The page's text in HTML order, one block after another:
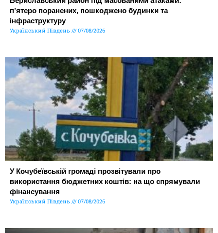
п’ятеро поранених, пошкоджено будинки та
інфраструктуру
Український Південь 07/08/2026
У Кочубеївській громаді прозвітували про
використання бюджетних коштів: на що спрямували
фінансування
Український Південь 07/08/2026